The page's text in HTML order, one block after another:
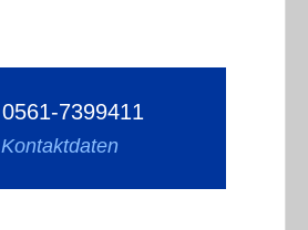
0561-7399411
Kontaktdaten